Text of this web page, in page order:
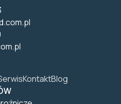
KontaktBlog